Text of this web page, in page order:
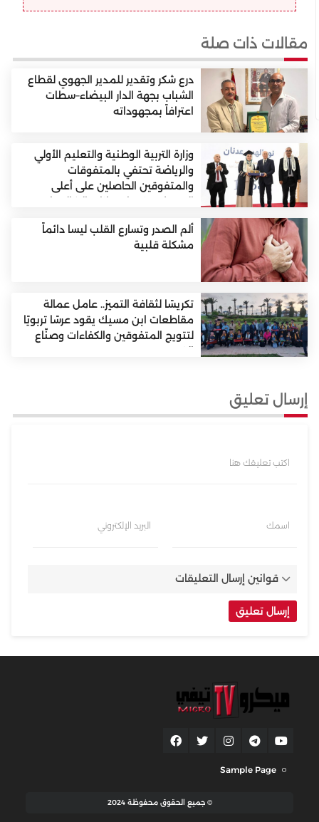
مقالات ذات صلة
درع شكر وتقدير للمدير الجهوي لقطاع
الشباب بجهة الدار البيضاء–سطات
اعترافاً بمجهوداته
وزارة التربية الوطنية والتعليم الأولي
والرياضة تحتفي بالمتفوقات
والمتفوقين الحاصلين على أعلى
المعدلات في امتحانات البكالوريا برسم
ألم الصدر وتسارع القلب ليسا دائماً
مشكلة قلبية
تكريسًا لثقافة التميز.. عامل عمالة
مقاطعات ابن مسيك يقود عرسًا تربويًا
لتتويج المتفوقين والكفاءات وصنّاع
الغد..
إرسال تعليق
اكتب تعليقك هنا
اسمك البريد الإلكتروني
قوانين إرسال التعليقات
Sample Page
© جميع الحقوق محفوظة 2024